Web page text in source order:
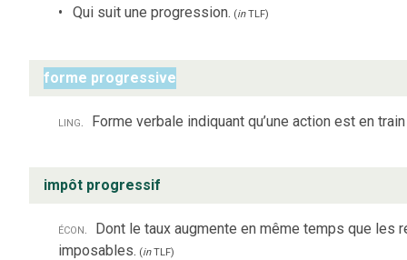
Qui suit une progression. (inTLF)
forme progressive
ling. Forme verbale indiquant qu’une action est en
impôt progressif
écon. Dont le taux augmente en même temps que les
imposables. (inTLF)